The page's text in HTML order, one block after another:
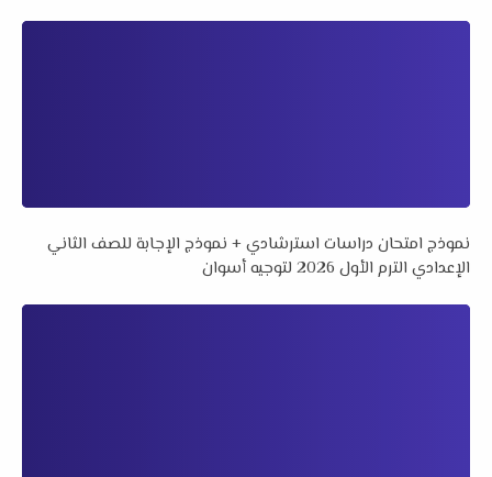
نموذج امتحان دراسات استرشادي + نموذج الإجابة للصف الثاني
الإعدادي الترم الأول 2026 لتوجيه أسوان